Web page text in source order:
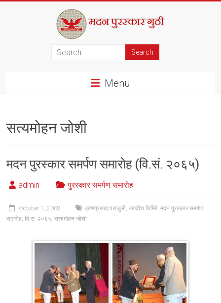
Menu
सत्यमोहन जोशी
मदन पुरस्कार समर्पण समारोह (वि.सं. २०६५)
admin पुरस्कार समर्पण समारोह
October 1, 2008 कृष्णप्रसाद पराजुली,जगदीश घिमिरे,मदन पुरस्कार समर्पण
समारोह,वि.सं. २०६५,सत्यमोहन जोशी